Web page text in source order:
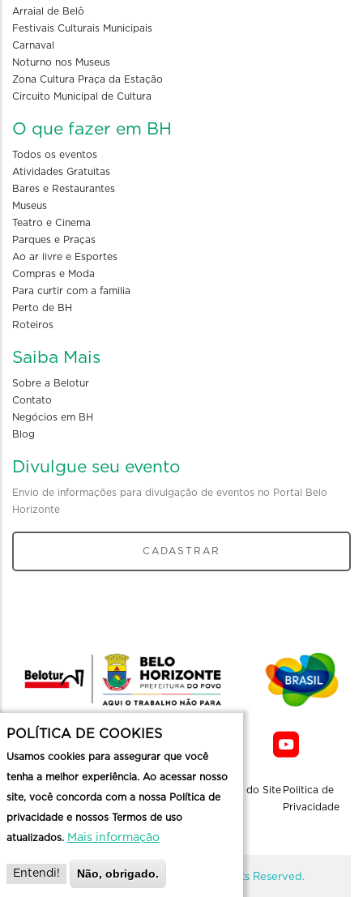
Arraial de Belô
Festivais Culturais Municipais
Carnaval
Noturno nos Museus
Zona Cultura Praça da Estação
Circuito Municipal de Cultura
O que fazer em BH
Todos os eventos
Atividades Gratuitas
Bares e Restaurantes
Museus
Teatro e Cinema
Parques e Praças
Ao ar livre e Esportes
Compras e Moda
Para curtir com a familia
Perto de BH
Roteiros
Saiba Mais
Sobre a Belotur
Contato
Negócios em BH
Blog
Divulgue seu evento
Envio de informações para divulgação de eventos no Portal Belo
Horizonte
CADASTRAR
Mapa do Site Politica de
Privacidade
@ Copyright Belotur 2026. All Rights Reserved.
POLÍTICA DE COOKIES
Usamos cookies para assegurar que você
tenha a melhor experiência. Ao acessar nosso
site, você concorda com a nossa Política de
privacidade e nossos Termos de uso
atualizados. Mais informação
Entendi! Não, obrigado.